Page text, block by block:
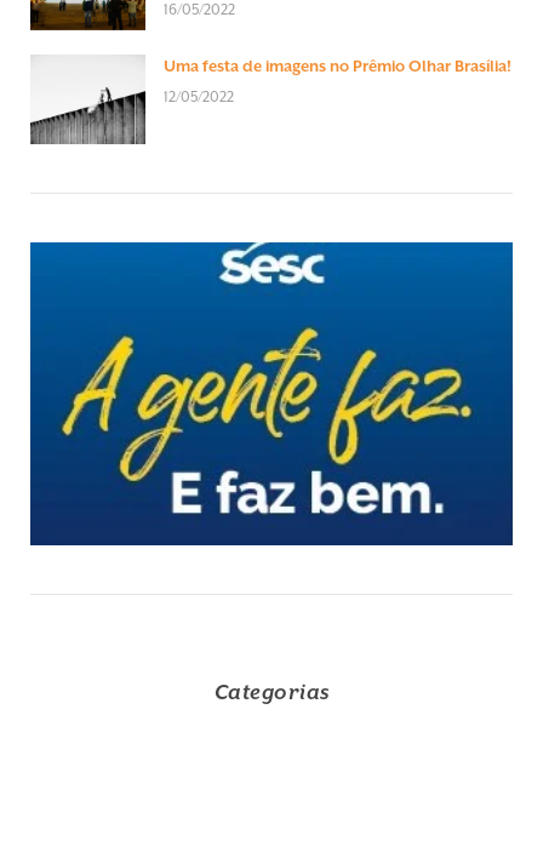
16/05/2022
Uma festa de imagens no Prêmio Olhar Brasília!
12/05/2022
Categorias